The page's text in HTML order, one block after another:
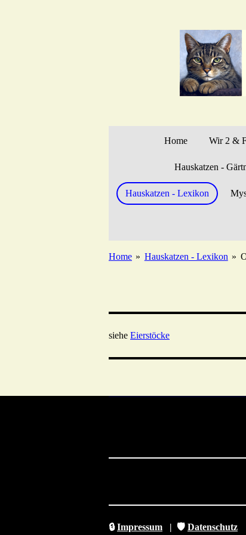
Home Wir 2 &
Hauskatzen -
Hauskatzen - Lexikon
Home » Hauskatzen - Lexikon »
siehe Eierstöcke
🔒Impressum | 🛡️ Datenschutz